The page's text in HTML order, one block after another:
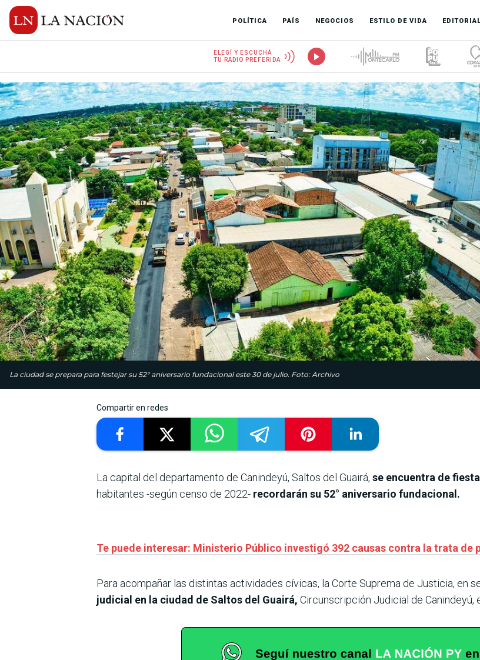
POLÍTICA PAÍS NEGOCIOS ESTILO DE VIDA EDITORIAL
ELEGÍ Y ESCUCHÁ
TU RADIO PREFERIDA
La ciudad se prepara para festejar su 52° aniversario fundacional este 30 de julio. Foto: Archivo
Compartir en redes
La capital del departamento de Canindeyú, Saltos del Guairá, se encuentra de
habitantes -según censo de 2022- recordarán su 52° aniversario fundacional.
Te puede interesar: Ministerio Público investigó 392 causas contra la trata de
Para acompañar las distintas actividades cívicas, la Corte Suprema de Justicia, en
judicial en la ciudad de Saltos del Guairá, Circunscripción Judicial de Canindeyú,